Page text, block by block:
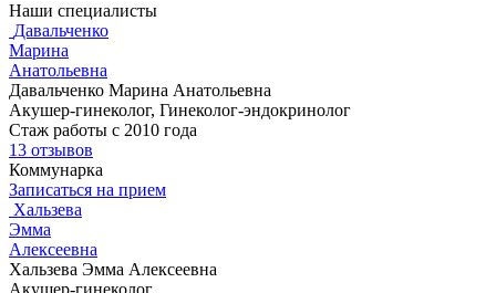
Наши специалисты
Давальченко
Марина
Анатольевна
Давальченко Марина Анатольевна
Акушер-гинеколог, Гинеколог-эндокринолог
Стаж работы с 2010 года
13 отзывов
Коммунарка
Записаться на прием
Хальзева
Эмма
Алексеевна
Хальзева Эмма Алексеевна
Акушер-гинеколог